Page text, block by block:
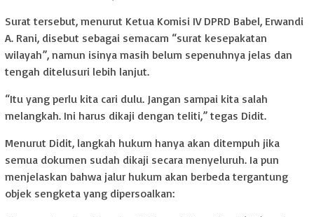
Surat tersebut, menurut Ketua Komisi IV DPRD Babel, Erwandi
A. Rani, disebut sebagai semacam “surat kesepakatan
wilayah”, namun isinya masih belum sepenuhnya jelas dan
tengah ditelusuri lebih lanjut.
“Itu yang perlu kita cari dulu. Jangan sampai kita salah
melangkah. Ini harus dikaji dengan teliti,” tegas Didit.
Menurut Didit, langkah hukum hanya akan ditempuh jika
semua dokumen sudah dikaji secara menyeluruh. Ia pun
menjelaskan bahwa jalur hukum akan berbeda tergantung
objek sengketa yang dipersoalkan: